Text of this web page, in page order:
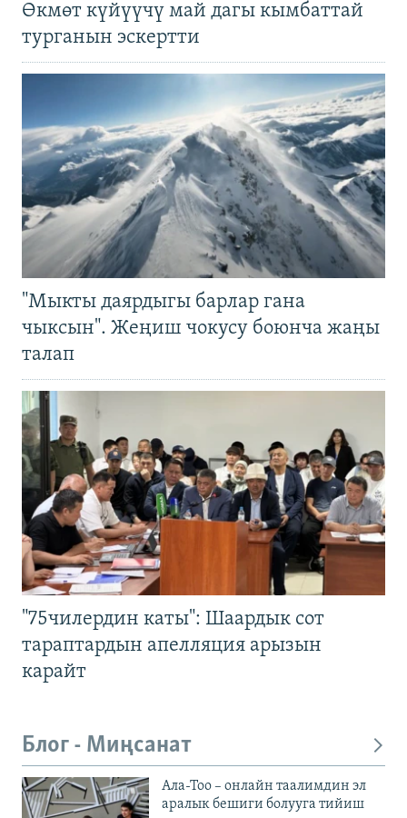
Өкмөт күйүүчү май дагы кымбаттай
турганын эскертти
"Мыкты даярдыгы барлар гана
чыксын". Жеңиш чокусу боюнча жаңы
талап
"75чилердин каты": Шаардык сот
тараптардын апелляция арызын
карайт
Блог - Миңсанат
Ала-Тоо – онлайн таалимдин эл
аралык бешиги болууга тийиш